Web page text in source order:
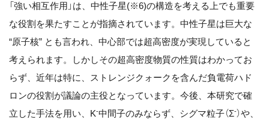
「強い相互作用」は、中性子星(※6)の構造を考える上でも重要
な役割を果たすことが指摘されています。中性子星は巨大な
“原子核” とも言われ、中心部では超高密度が実現していると
考えられます。しかしその超高密度物質の性質はわかってお
らず、近年は特に、ストレンジクォークを含んだ負電荷ハド
ロンの役割が議論の主役となっています。今後、本研究で確
立した手法を用い、K-中間子のみならず、シグマ粒子（Σ-）や、